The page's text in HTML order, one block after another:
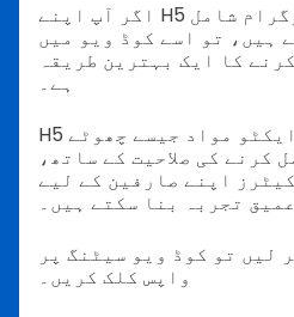
اگر آپ اپنے H5 صفحہ پر ایک منی پروگرام شامل
ہیں، تو اسے کوڈ ویو میں
کا ایک بہترین طریقہ
ہے۔
H5 صفحہ کی انٹرایکٹو مواد جیسے چھوٹے
کرنے کی صلاحیت کے ساتھ،
اپنے صارفین کے لیے
لیں تو کوڈ ویو سیٹنگ پر